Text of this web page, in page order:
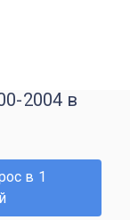
2004 в
в 1